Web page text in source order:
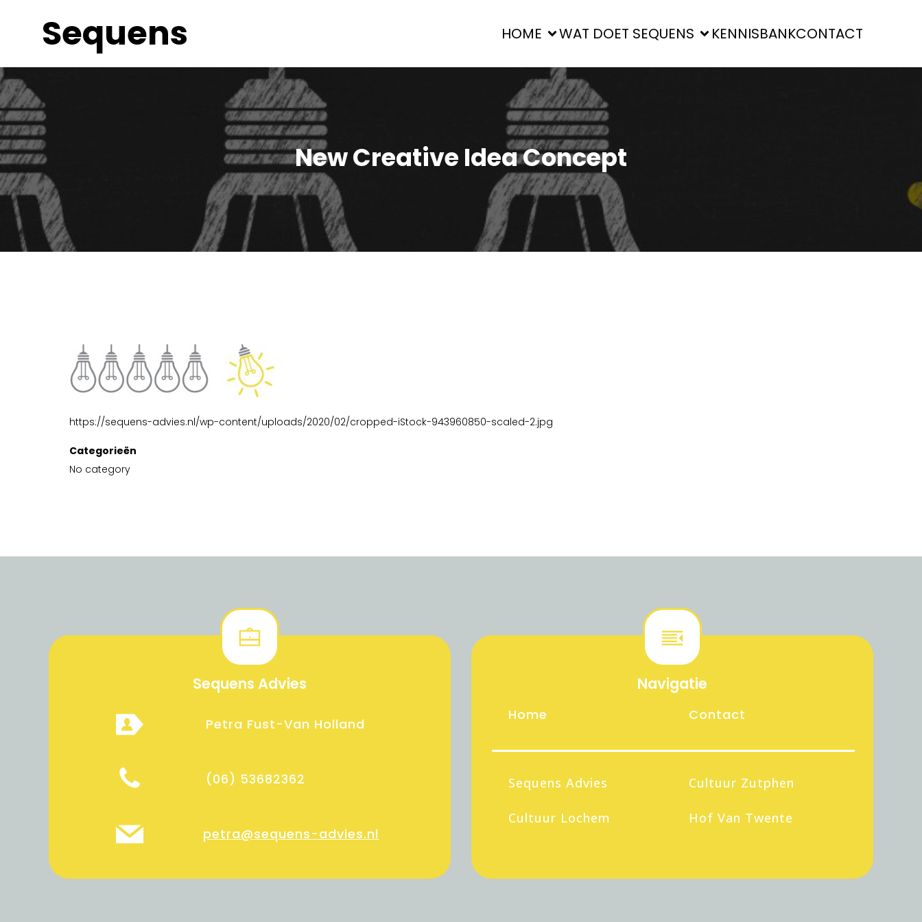
Sequens HOME WAT DOET SEQUENS KENNISBANKCONTACT
New Creative Idea Concept
https://sequens-advies.nl/wp-content/uploads/2020/02/cropped-iStock-943960850-scaled-2.jpg
Categorieën
No category
Sequens Advies
Petra Fust-Van Holland
(06) 53682362
petra@sequens-advies.nl
Navigatie
Home
Sequens Advies
Cultuur Lochem
Contact
Cultuur Zutphen
Hof Van Twente